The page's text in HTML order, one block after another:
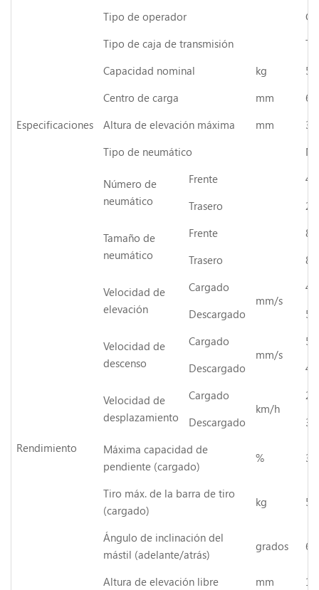
Especificaciones
Tipo de operador
Tipo de caja de transmisión
Capacidad nominal
kg
Centro de carga
mm
Altura de elevación máxima
mm
Tipo de neumático
Número de
neumático
Frente
4
Trasero
2
Tamaño de
neumático
Frente
Trasero
Rendimiento
Velocidad de
elevación
Cargado
mm/s
Descargado
Velocidad de
descenso
Cargado
mm/s
Descargado
Velocidad de
desplazamiento
Cargado
km/h
25
Descargado
30
Máxima capacidad de
pendiente (cargado)
% 33
Tiro máx. de la barra de tiro
(cargado)
kg
Ángulo de inclinación del
mástil (adelante/atrás)
grados 6/
Altura de elevación libre mm